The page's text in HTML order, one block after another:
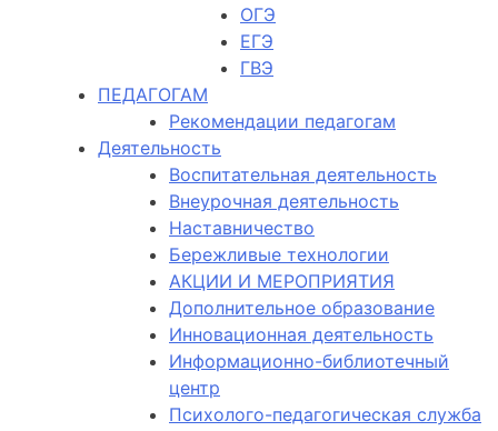
ОГЭ
ЕГЭ
ГВЭ
ПЕДАГОГАМ
Рекомендации педагогам
Деятельность
Воспитательная деятельность
Внеурочная деятельность
Наставничество
Бережливые технологии
АКЦИИ И МЕРОПРИЯТИЯ
Дополнительное образование
Инновационная деятельность
Информационно-библиотечный
центр
Психолого-педагогическая служба